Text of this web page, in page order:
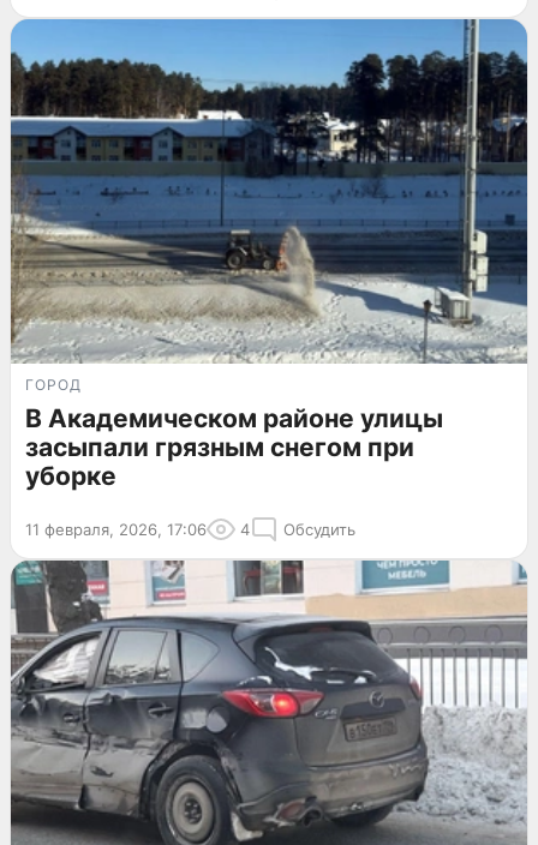
ГОРОД
В Академическом районе улицы
засыпали грязным снегом при
уборке
11 февраля, 2026, 17:06 4 Обсудить